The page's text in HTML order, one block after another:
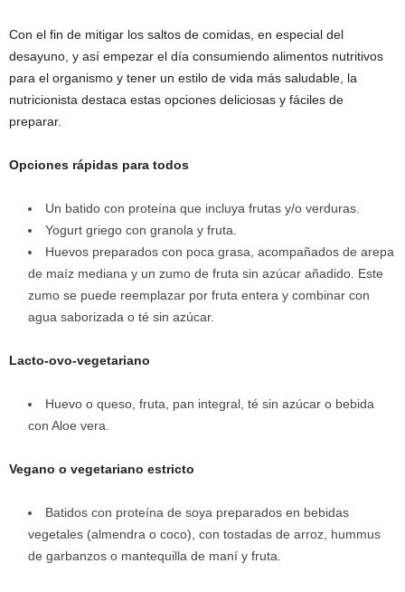
Con el fin de mitigar los saltos de comidas, en especial del
desayuno, y así empezar el día consumiendo alimentos nutritivos
para el organismo y tener un estilo de vida más saludable, la
nutricionista destaca estas opciones deliciosas y fáciles de
preparar.
Opciones rápidas para todos
Un batido con proteína que incluya frutas y/o verduras.
Yogurt griego con granola y fruta.
Huevos preparados con poca grasa, acompañados de arepa
de maíz mediana y un zumo de fruta sin azúcar añadido. Este
zumo se puede reemplazar por fruta entera y combinar con
agua saborizada o té sin azúcar.
Lacto-ovo-vegetariano
Huevo o queso, fruta, pan integral, té sin azúcar o bebida
con Aloe vera.
Vegano o vegetariano estricto
Batidos con proteína de soya preparados en bebidas
vegetales (almendra o coco), con tostadas de arroz, hummus
de garbanzos o mantequilla de maní y fruta.